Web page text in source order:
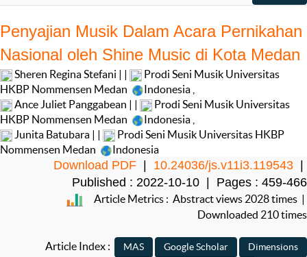
Penyajian Musik Dalam Acara Pernikahan
Nasional oleh Shine Music di Kota Medan
Sheren Regina Stefani | |
Prodi Seni Musik Universitas
HKBP Nommensen Medan
Indonesia
Ance Juliet Panggabean | |
Prodi Seni Musik Universitas
HKBP Nommensen Medan
Indonesia
Junita Batubara | |
Prodi Seni Musik Universitas HKBP
Nommensen Medan
Indonesia
Download PDF | 10.24036/js.v11i3.119543 |
Published : 2022-10-10 | Pages : 459-466
Article Metrics : Abstract views 2028 times |
Downloaded 210 times
Article Index :